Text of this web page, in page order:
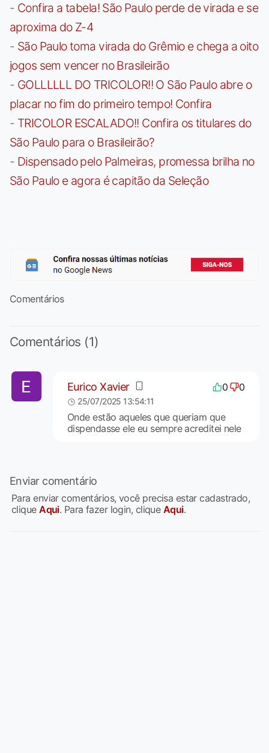
- Confira a tabela! São Paulo perde de virada e se
aproxima do Z-4
- São Paulo toma virada do Grêmio e chega a oito
jogos sem vencer no Brasileirão
- GOLLLLLL DO TRICOLOR!! O São Paulo abre o
placar no fim do primeiro tempo! Confira
- TRICOLOR ESCALADO!! Confira os titulares do
São Paulo para o Brasileirão?
- Dispensado pelo Palmeiras, promessa brilha no
São Paulo e agora é capitão da Seleção
Comentários
Comentários (1)
Eurico Xavier 0 0
25/07/2025 13:54:11
Onde estão aqueles que queriam que
dispendasse ele eu sempre acreditei nele
Enviar comentário
Para enviar comentários, você precisa estar cadastrado,
cliqueAqui. Para fazer login, clique Aqui.